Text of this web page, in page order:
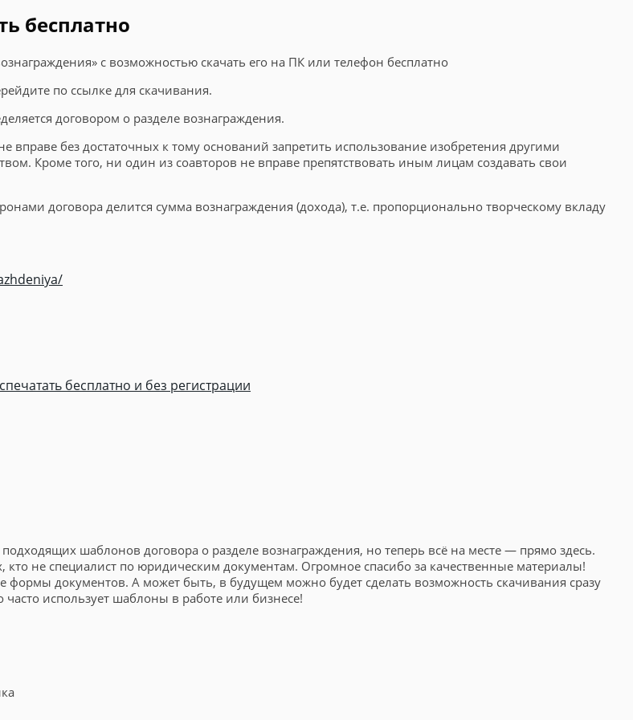
бесплатно
с возможностью скачать его на ПК или телефон бесплатно
по ссылке для скачивания.
договором о разделе вознаграждения.
вправе без достаточных к тому оснований запретить использование изобретения другими
Кроме того, ни один из соавторов не вправе препятствовать иным лицам создавать свои
договора делится сумма вознаграждения (дохода), т.е. пропорционально творческому вкладу
бесплатно и без регистрации
шаблонов договора о разделе вознаграждения, но теперь всё на месте — прямо здесь.
не специалист по юридическим документам. Огромное спасибо за качественные материалы!
формы документов. А может быть, в будущем можно будет сделать возможность скачивания сразу
использует шаблоны в работе или бизнесе!